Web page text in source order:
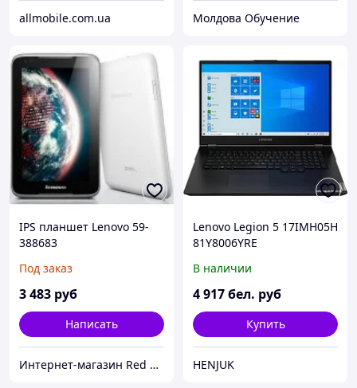
allmobile.com.ua Молдова Обучение
IPS планшет Lenovo 59-
388683
Под заказ
3 483 руб
Написать
Интернет-магазин Red Storm
Lenovo Legion 5 17IMH05H
81Y8006YRE
В наличии
4 917бел. руб
Купить
HENJUK